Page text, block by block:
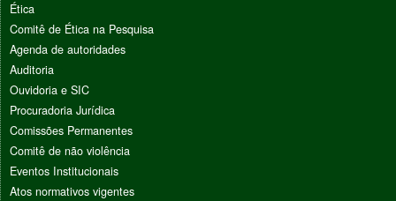
Ética
Comitê de Ética na Pesquisa
Agenda de autoridades
Auditoria
Ouvidoria e SIC
Procuradoria Jurídica
Comissões Permanentes
Comitê de não violência
Eventos Institucionais
Atos normativos vigentes